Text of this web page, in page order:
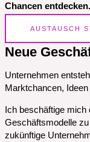
Chancen entdecken.
AUSTAUSCH
Neue
Unternehmen
Marktchancen,
Ich beschäftige
Geschäftsmodelle
zukünftige